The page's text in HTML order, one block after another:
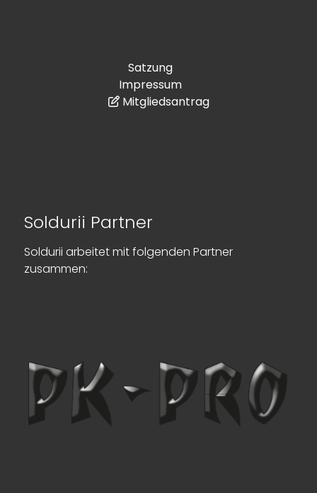
Satzung
Impressum
Mitgliedsantrag
Soldurii Partner
Soldurii arbeitet mit folgenden Partner
zusammen: